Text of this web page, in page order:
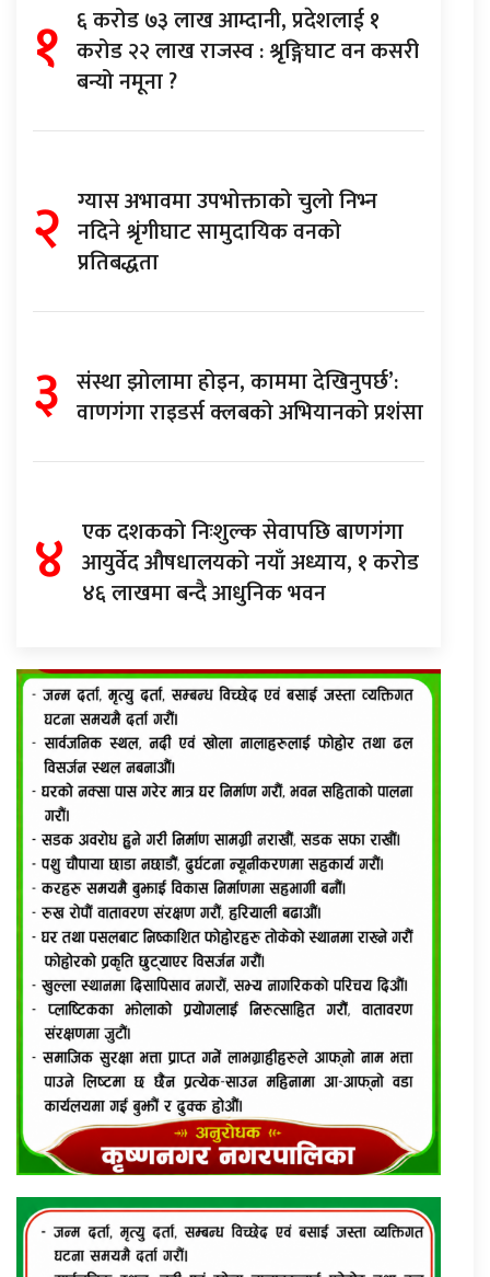
१ ६ करोड ७३ लाख आम्दानी, प्रदेशलाई १
करोड २२ लाख राजस्व : श्रृङ्गिघाट वन कसरी
बन्यो नमूना ?
२ ग्यास अभावमा उपभोक्ताको चुलो निभ्न
नदिने श्रृंगीघाट सामुदायिक वनको
प्रतिबद्धता
३ संस्था झोलामा होइन, काममा देखिनुपर्छ’:
वाणगंगा राइडर्स क्लबको अभियानको प्रशंसा
४ एक दशकको निःशुल्क सेवापछि बाणगंगा
आयुर्वेद औषधालयको नयाँ अध्याय, १ करोड
४६ लाखमा बन्दै आधुनिक भवन